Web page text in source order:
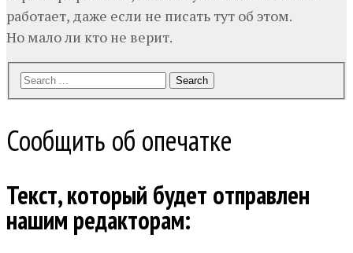
работает, даже если не писать тут об этом.
Но мало ли кто не верит.
Search
Сообщить об опечатке
Текст, который будет отправлен
нашим редакторам: